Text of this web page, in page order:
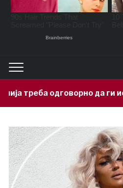
да ги искористи своите